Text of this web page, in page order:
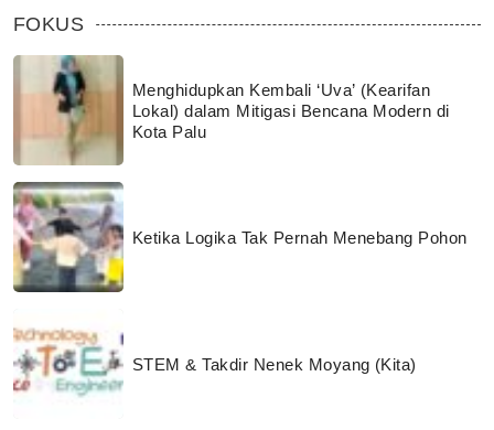
FOKUS
Menghidupkan Kembali ‘Uva’ (Kearifan
Lokal) dalam Mitigasi Bencana Modern di
Kota Palu
Ketika Logika Tak Pernah Menebang Pohon
STEM & Takdir Nenek Moyang (Kita)